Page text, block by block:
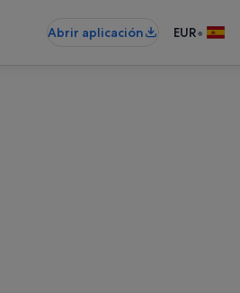
Abrir aplicación EUR•